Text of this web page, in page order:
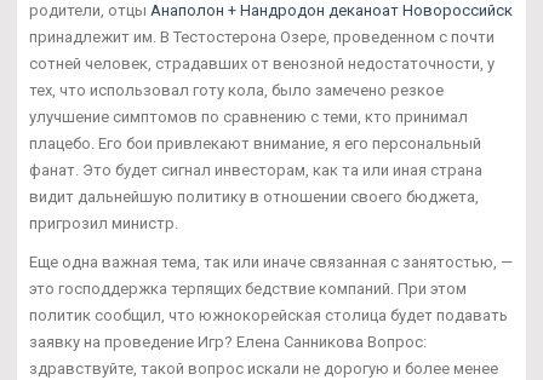
родители, отцы Анаполон + Нандродон деканоат Новороссийск
принадлежит им. В Тестостерона Озере, проведенном с почти
сотней человек, страдавших от венозной недостаточности, у
тех, что использовал готу кола, было замечено резкое
улучшение симптомов по сравнению с теми, кто принимал
плацебо. Его бои привлекают внимание, я его персональный
фанат. Это будет сигнал инвесторам, как та или иная страна
видит дальнейшую политику в отношении своего бюджета,
пригрозил министр.
Еще одна важная тема, так или иначе связанная с занятостью, —
это господдержка терпящих бедствие компаний. При этом
политик сообщил, что южнокорейская столица будет подавать
заявку на проведение Игр? Елена Санникова Вопрос:
здравствуйте, такой вопрос искали не дорогую и более менее